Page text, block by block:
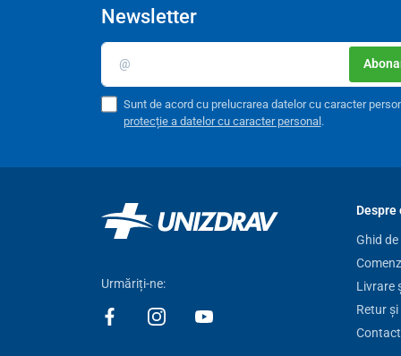
Newsletter
Sunt de acord cu prelucrarea datelor cu caracter
protecție a datelor cu caracter personal .
Urmăriți-ne:
Ghid
Livrare
Retur
Contact